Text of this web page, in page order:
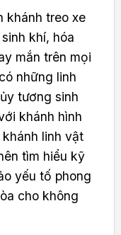
khánh treo xe
khí, hóa
mắn trên mọi
những linh
tương sinh
khánh hình
linh vật
tìm hiểu kỹ
yếu tố phong
cho không